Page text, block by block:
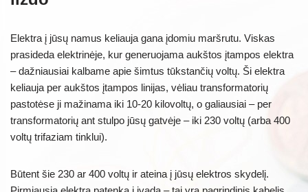
Elektra į jūsų namus keliauja gana įdomiu maršrutu. Viskas
prasideda elektrinėje, kur generuojama aukštos įtampos elektra
– dažniausiai kalbame apie šimtus tūkstančių voltų. Ši elektra
keliauja per aukštos įtampos linijas, vėliau transformatorių
pastotėse ji mažinama iki 10-20 kilovoltų, o galiausiai – per
transformatorių ant stulpo jūsų gatvėje – iki 230 voltų (arba 400
voltų trifaziam tinklui).
Būtent šie 230 ar 400 voltų ir ateina į jūsų elektros skydelį.